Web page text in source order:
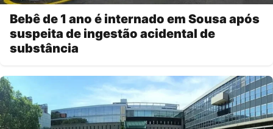
Bebê de 1 ano é internado em Sousa após
suspeita de ingestão acidental de
substância